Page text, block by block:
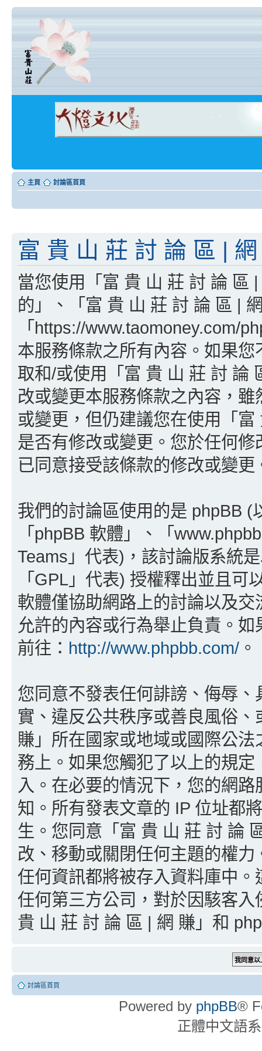
主頁 討論區首頁
富 貴 山 莊 討 論 區 |
當您使用「富 貴 山 莊 討 論 區
的」、「富 貴 山 莊 討 論 區 |
「https://www.taomoney.com/
本服務條款之所有內容。如果
取和/或使用「富 貴 山 莊 討 論
改或變更本服務條款之內容，
或變更，但仍建議您在使用「
是否有修改或變更。您於任何
已同意接受該條款的修改或變更
我們的討論區使用的是 phpBB
「phpBB 軟體」、「
Teams」代表)，該討論版系統
「GPL」代表) 授權釋出並且可
軟體僅協助網路上的討論以及
允許的內容或行為舉止負責。
前往： http://www.phpbb.com/ 。
您同意不發表任何誹謗、侮辱
實、違反公共秩序或善良風俗
賺」所在國家或地域或國際公
務上。如果您觸犯了以上的規
入。在必要的情況下，您的網
知。所有發表文章的 IP 位址都
生。您同意「富 貴 山 莊 討 論
改、移動或關閉任何主題的權
任何資訊都將被存入資料庫中
任何第三方公司，對於因駭客
貴 山 莊 討 論 區 | 網 賺」和
討論區首頁
Powered by phpBB®
正體中文語